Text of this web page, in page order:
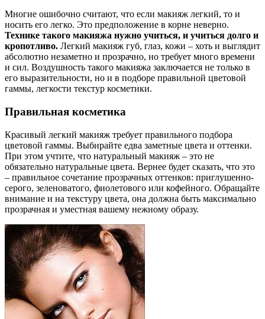
Многие ошибочно считают, что если макияж легкий, то и
носить его легко. Это предположение в корне неверно.
Технике такого макияжа нужно учиться, и учиться долго и
кропотливо. Легкий макияж губ, глаз, кожи – хоть и выглядит
абсолютно незаметно и прозрачно, но требует много времени
и сил. Воздушность такого макияжа заключается не только в
его выразительности, но и в подборе правильной цветовой
гаммы, легкости текстур косметики.
Правильная косметика
Красивый легкий макияж требует правильного подбора
цветовой гаммы. Выбирайте едва заметные цвета и оттенки.
При этом учтите, что натуральный макияж – это не
обязательно натуральные цвета. Вернее будет сказать, что это
– правильное сочетание прозрачных оттенков: приглушенно-
серого, зеленоватого, фиолетового или кофейного. Обращайте
внимание и на текстуру цвета, она должна быть максимально
прозрачная и уместная вашему нежному образу.